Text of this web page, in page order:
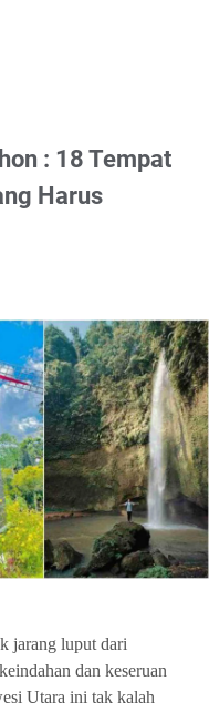
: 18 Tempat
Harus
jarang luput dari
dan keseruan
Utara ini tak kalah